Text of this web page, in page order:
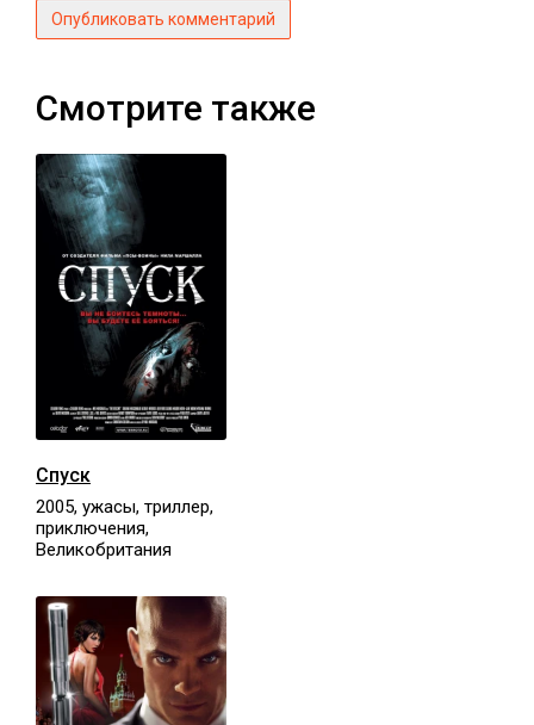
Опубликовать комментарий
Смотрите также
Спуск
2005, ужасы, триллер,
приключения,
Великобритания